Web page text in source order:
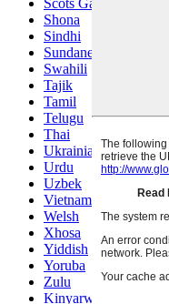
Shona
Sindhi
Sundanese
Swahili
Tajik
Tamil
Telugu
Thai
Ukrainian
Urdu
Uzbek
Vietnamese
Welsh
Xhosa
Yiddish
Yoruba
Zulu
Kinyarwanda